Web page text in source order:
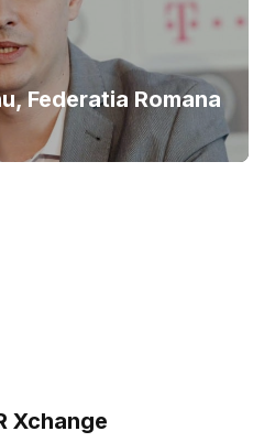
Federatia Romana
Xchange